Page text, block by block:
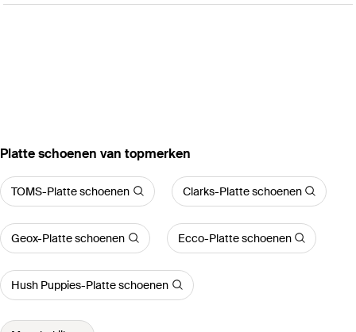
‪Platte schoenen‬ van topmerken
TOMS-Platte schoenen Clarks-Platte schoenen
Geox-Platte schoenen Ecco-Platte schoenen
Hush Puppies-Platte schoenen